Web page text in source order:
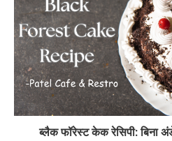
ब्लैक फॉरेस्ट केक रेसिपी: बिना